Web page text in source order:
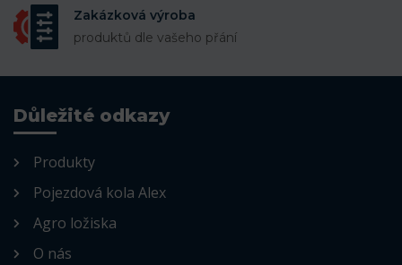
Zakázková výroba
produktů dle vašeho přání
Důležité odkazy
Produkty
Pojezdová kola Alex
Agro ložiska
O nás